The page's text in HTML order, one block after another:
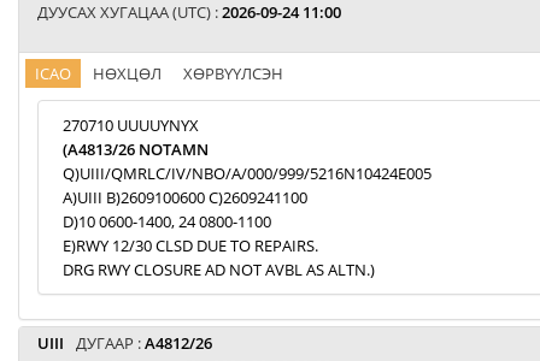
ДУУСАХ ХУГАЦАА (UTC) :2026-09-24 11:00
ICAO НӨХЦӨЛ ХӨРВҮҮЛСЭН
270710 UUUUYNYX
(A4813/26 NOTAMN
Q)UIII/QMRLC/IV/NBO/A/000/999/5216N10424E005
A)UIII B)2609100600 C)2609241100
D)10 0600-1400, 24 0800-1100
E)RWY 12/30 CLSD DUE TO REPAIRS.
DRG RWY CLOSURE AD NOT AVBL AS ALTN.)
UIII ДУГААР :A4812/26